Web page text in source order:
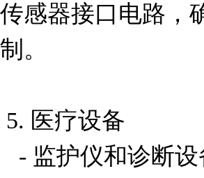
传感器接口电路，
制。